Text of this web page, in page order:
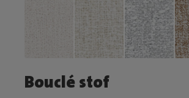
Bouclé stof